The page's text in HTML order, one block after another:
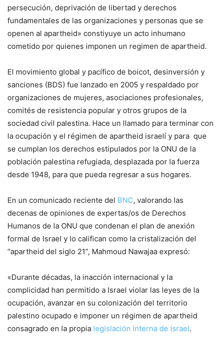
persecución, deprivación de libertad y derechos
fundamentales de las organizaciones y personas que se
openen al apartheid» constiyuye un acto inhumano
cometido por quienes imponen un regimen de apartheid.
El movimiento global y pacífico de boicot, desinversión y
sanciones (BDS) fue lanzado en 2005 y respaldado por
organizaciones de mujeres, asociaciones profesionales,
comités de resistencia popular y otros grupos de la
sociedad civil palestina. Hace un llamado para terminar con
la ocupación y el régimen de apartheid israelí y para que
se cumplan los derechos estipulados por la ONU de la
población palestina refugiada, desplazada por la fuerza
desde 1948, para que pueda regresar a sus hogares.
En un comunicado reciente del BNC, valorando las
decenas de opiniones de expertas/os de Derechos
Humanos de la ONU que condenan el plan de anexión
formal de Israel y lo califican como la cristalización del
“apartheid del siglo 21”, Mahmoud Nawajaa expresó:
«Durante décadas, la inacción internacional y la
complicidad han permitido a Israel violar las leyes de la
ocupación, avanzar en su colonización del territorio
palestino ocupado e imponer un régimen de apartheid
consagrado en la propia legislación interna de Israel.